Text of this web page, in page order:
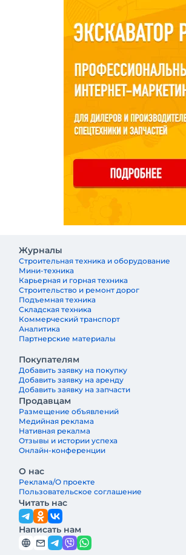
Журналы
Строительная техника и оборудование
Мини-техника
Карьерная и горная техника
Строительство и ремонт дорог
Подъемная техника
Складская техника
Коммерческий транспорт
Аналитика
Партнерские материалы
Покупателям
Добавить заявку на покупку
Добавить заявку на аренду
Добавить заявку на запчасти
Продавцам
Размещение объявлений
Медийная реклама
Нативная рекалма
Отзывы и истории успеха
Онлайн-конференции
О нас
Реклама/О проекте
Пользовательское соглашение
Читать нас
Написать нам